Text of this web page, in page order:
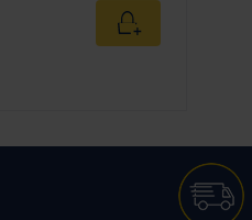
Ajouter au panier